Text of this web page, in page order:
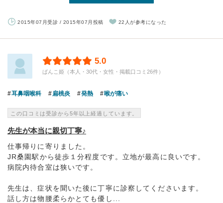
2015年07月受診 / 2015年07月投稿 22人が参考になった
5.0
ぱんこ姫（本人・30代・女性・掲載口コミ26件）
耳鼻咽喉科 扁桃炎 発熱 喉が痛い
この口コミは受診から5年以上経過しています。
先生が本当に親切丁寧♪
仕事帰りに寄りました。
JR桑園駅から徒歩１分程度です。立地が最高に良いです。
病院内待合室は狭いです。
先生は、症状を聞いた後に丁寧に診察してくださいます。
話し方は物腰柔らかとても優し...